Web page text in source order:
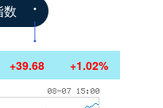
数
+39.68 +1.02%